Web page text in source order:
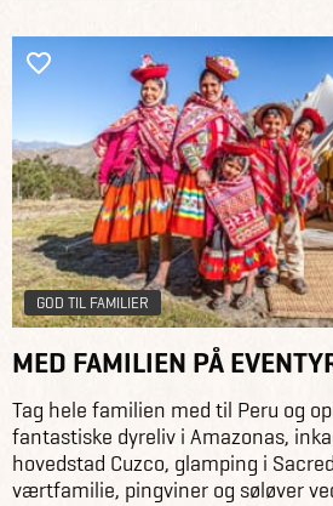
GOD TIL FAMILIER
MED FAMILIEN PÅ
Tag hele familien med til Peru og
fantastiske dyreliv i Amazonas,
hovedstad Cuzco, glamping i
værtfamilie, pingviner og søløver